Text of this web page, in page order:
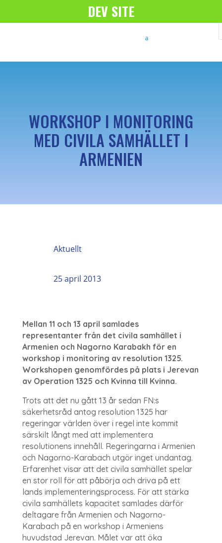
DEV SITE
WORKSHOP I MONITORING
MED CIVILA SAMHÄLLET I
ARMENIEN
Aktuellt
25 april 2013
Mellan 11 och 13 april samlades
representanter från det civila samhället i
Armenien och Nagorno Karabakh för en
workshop i monitoring av resolution 1325.
Workshopen genomfördes på plats i Jerevan
av Operation 1325 och Kvinna till Kvinna.
Trots att det nu gått 13 år sedan FN:s
säkerhetsråd antog resolution 1325 har
regeringar världen över i regel inte kommit
särskilt långt med att implementera
resolutionens innehåll. Regeringarna i Armenien
och Nagorno-Karabach utgör inget undantag.
Erfarenhet visar att det civila samhället spelar
en stor roll för att påbörja och driva på ett
lands implementeringsprocess. För att stärka
civila samhällets kapacitet samlades därför
deltagare från Armenien och Nagorno-
Karabach på en workshop i Armeniens
huvudstad Jerevan. Målet var att öka